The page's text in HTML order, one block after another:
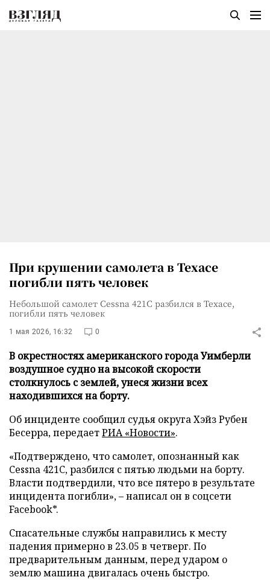
При крушении самолета в Техасе
погибли пять человек
Небольшой самолет Cessna 421C разбился в Техасе,
погибли пять человек
1 мая 2026, 16:32 0
В окрестностях американского города Уимберли
воздушное судно на высокой скорости
столкнулось с землей, унеся жизни всех
находившихся на борту.
Об инциденте сообщил судья округа Хэйз Рубен
Бесерра, передаетРИА «Новости».
«Подтверждено, что самолет, опознанный как
Cessna 421C, разбился с пятью людьми на борту.
Власти подтвердили, что все пятеро в результате
инцидента погибли», – написал он в соцсети
Facebook*.
Спасательные службы направились к месту
падения примерно в 23.05 в четверг. По
предварительным данным, перед ударом о
землю машина двигалась очень быстро.